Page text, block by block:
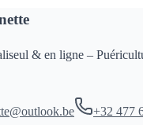
& en ligne –
+32 477